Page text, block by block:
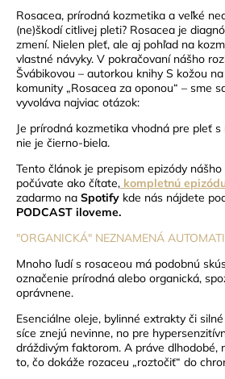
Rosacea, prírodná kozmetika a veľké
(ne)škodí citlivej pleti? Rosacea je
zmení. Nielen pleť, ale aj pohľad na
vlastné návyky. V pokračovaní nášho
Švábikovou – autorkou knihy S kožou
komunity „Rosacea za oponou“ – sme
vyvoláva najviac otázok:
Je prírodná kozmetika vhodná pre pleť s
nie je čierno-biela.
Tento článok je prepisom epizódy
počúvate ako čítate, kompletnú
zadarmo na Spotify kde nás nájdete
PODCAST iloveme.
"ORGANICKÁ" NEZNAMENÁ
Mnoho ľudí s rosaceou má podobnú
označenie prírodná alebo organická,
oprávnene.
Esenciálne oleje, bylinné extrakty či
síce znejú nevinne, no pre
dráždivým faktorom. A práve dlhodobé,
to, čo dokáže rozaceu „roztočiť“ do